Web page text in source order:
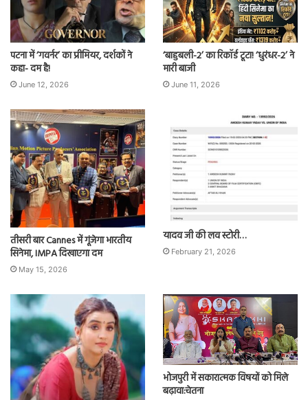
पटना में ‘गवर्नर’ का प्रीमियर, दर्शकों ने
कहा- दम है!
June 12, 2026
‘बाहुबली-2’ का रिकॉर्ड टूटा! ‘धुरंधर-2’ ने
मारी बाजी
June 11, 2026
तीसरी बार Cannes में गूंजेगा भारतीय
सिनेमा, IMPA दिखाएगा दम
May 15, 2026
यादव जी की लव स्टोरी…
February 21, 2026
भोजपुरी में सकारात्मक विषयों को मिले
बढ़ावा:चेतना